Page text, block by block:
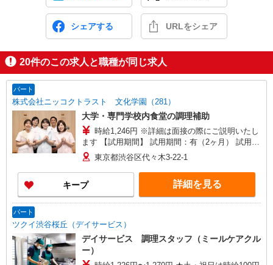
シェアする URLをシェア
20件のこの求人と職種が同じ求人
パート
株式会社ニッコクトラスト 文化学園（281）
大学・専門学校内食堂の調理補助
時給1,246円 ※詳細は面接の際にご説明いたし
ます 【試用期間】 試用期間：有（2ヶ月） 試用期
間中の労働条件：変更なし
東京都渋谷区代々木3-22-1
キープ 詳細を見る
パート
ツクイ渋谷桜丘（デイサービス）
デイサービス 調理スタッフ（ミールケアクル
ー）